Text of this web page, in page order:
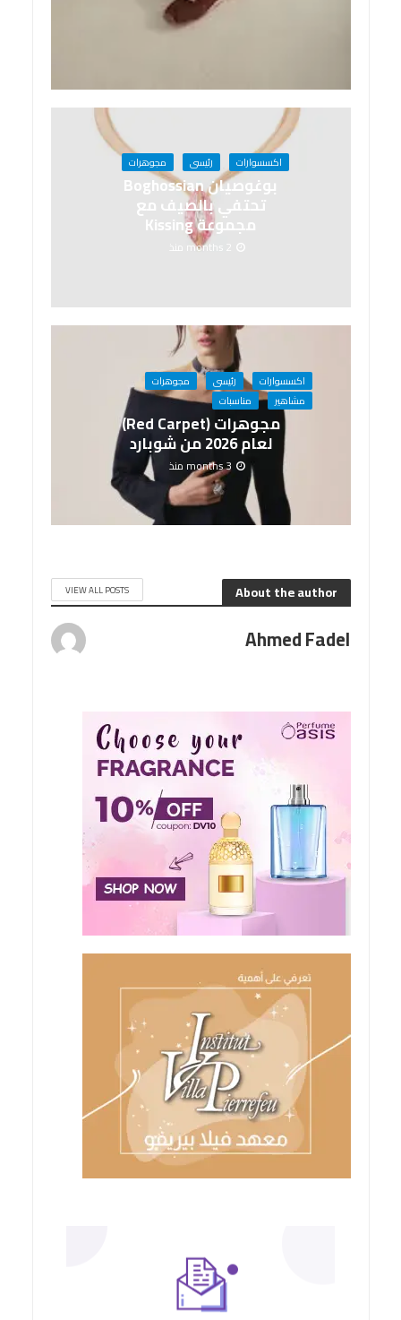
اكسسوارات رئيسى مجوهرات
بوغوصيان Boghossian
تحتفي بالصيف مع
مجموعة Kissing
2 months منذ
اكسسوارات رئيسى
مجوهرات
مشاهير
مناسبات
مجوهرات (Red Carpet)
لعام 2026 من شوبارد
3 months منذ
About the author
VIEW ALL POSTS
Ahmed Fadel